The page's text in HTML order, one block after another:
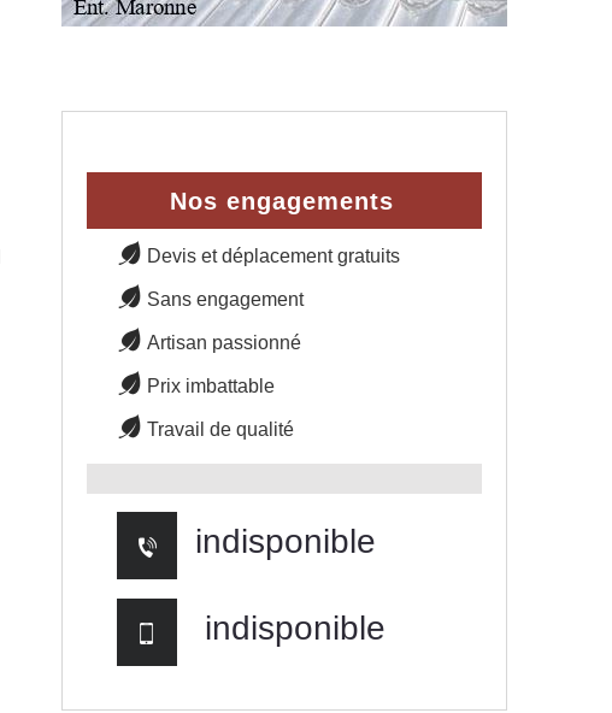
Nos engagements
Devis et déplacement gratuits
Sans engagement
Artisan passionné
Prix imbattable
Travail de qualité
indisponible
indisponible